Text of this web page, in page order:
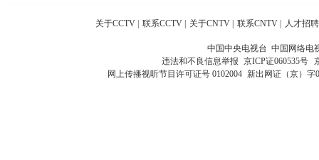
关于CCTV 联系CCTV 关于CNTV 联系CNTV 人才招聘
中国中央电视台 中国网络电
违法和不良信息举报 京ICP证060535号
网上传播视听节目许可证号 0102004 新出网证（京）